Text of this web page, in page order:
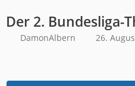
Der 2. Bundesliga-
DamonAlbern 26.